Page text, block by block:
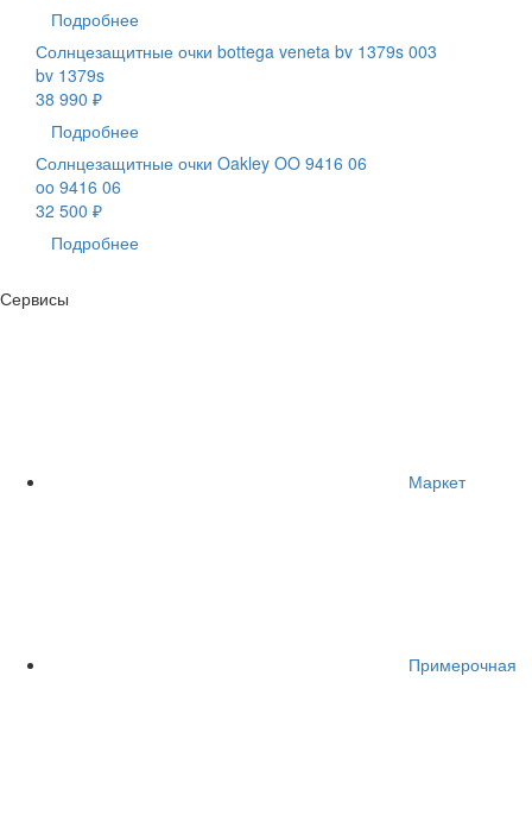
Подробнее
Солнцезащитные очки bottega veneta bv 1379s 003
bv 1379s
38 990 ₽
Подробнее
Солнцезащитные очки Oakley OO 9416 06
oo 9416 06
32 500 ₽
Подробнее
Сервисы
Маркет
Примерочная